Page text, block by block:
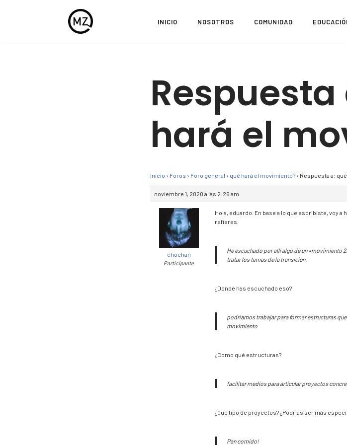
INICIO NOSOTROS COMUNIDAD
hará el
Inicio › Foros › Foro general › qué hará el movimiento? › Respuesta a:
noviembre 1, 2020 a las 2:26 am
chochan
Participante
Hola, eduardo. En base a lo que escribiste, voy
refieres.
He escuchado por allí algo de un «movimiento
tratar los temas de la transición.
¿Dónde has escuchado eso?
podríamos trabajar para formar estructuras
movimiento
¿Como qué estructuras?
facilitar medios para articular proyectos
¿Qué tipo de proyectos? ¿Podrías ser más
Pan comido!